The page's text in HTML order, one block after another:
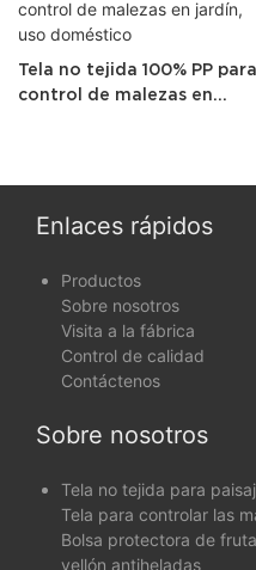
Tela no tejida 100% PP para
control de malezas en
Enlaces rápidos
Productos
Sobre nosotros
Visita a la fábrica
Control de calidad
Contáctenos
Sobre nosotros
Tela no tejida para
Tela para controlar las
Bolsa protectora de
vellón antiheladas